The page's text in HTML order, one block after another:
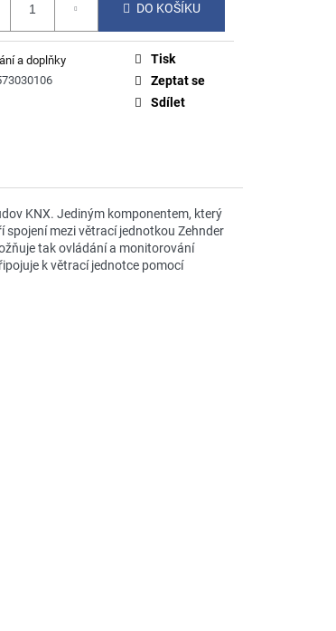
DO KOŠÍKU
a doplňky
Tisk
Zeptat se
Sdílet
KNX. Jediným komponentem, který
spojení mezi větrací jednotkou Zehnder
tak ovládání a monitorování
k větrací jednotce pomocí